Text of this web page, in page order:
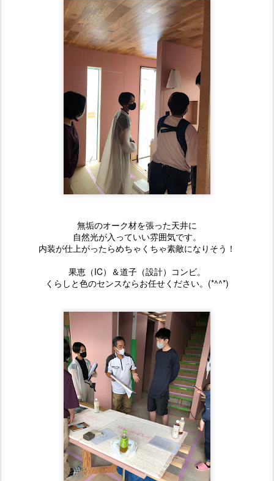
無垢のオーク材を張った天井に
自然光が入っていい雰囲気です。
内装が仕上がったらめちゃくちゃ素敵になりそう！
果恵（IC）＆道子（設計）コンビ。
くらしと色のセンスならお任せください。(*^^*)